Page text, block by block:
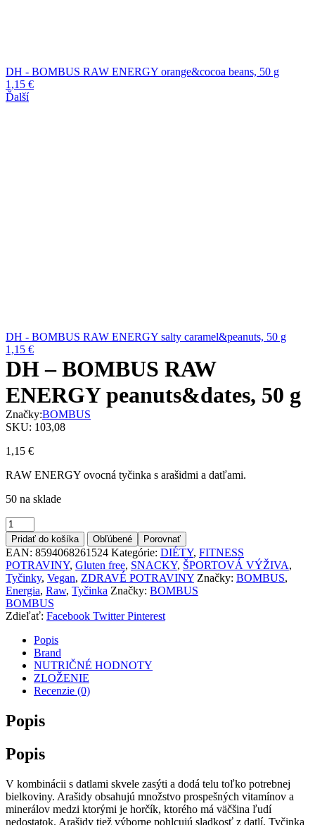
DH - BOMBUS RAW ENERGY orange&cocoa beans, 50 g
1,15 €
Ďalší
DH - BOMBUS RAW ENERGY salty caramel&peanuts, 50 g
1,15 €
DH – BOMBUS RAW
ENERGY peanuts&dates, 50 g
Značky:BOMBUS
SKU: 103,08
1,15 €
RAW ENERGY ovocná tyčinka s arašidmi a datľami.
50 na sklade
Množstvo
Pridať do košíka Obľúbené Porovnať
EAN: 8594068261524 Kategórie: DIÉTY, FITNESS
POTRAVINY, Gluten free, SNACKY, ŠPORTOVÁ VÝŽIVA,
Tyčinky, Vegan, ZDRAVÉ POTRAVINY Značky: BOMBUS,
Energia, Raw, Tyčinka Značky: BOMBUS
BOMBUS
Zdieľať: Facebook Twitter Pinterest
Popis
Brand
NUTRIČNÉ HODNOTY
ZLOŽENIE
Recenzie (0)
Popis
Popis
V kombinácii s datlami skvele zasýti a dodá telu toľko potrebnej
bielkoviny. Arašidy obsahujú množstvo prospešných vitamínov a
minerálov medzi ktorými je horčík, ktorého má väčšina ľudí
nedostatok. Arašidy tiež výborne pohlcujú sladkosť z datlí. Tyčinka